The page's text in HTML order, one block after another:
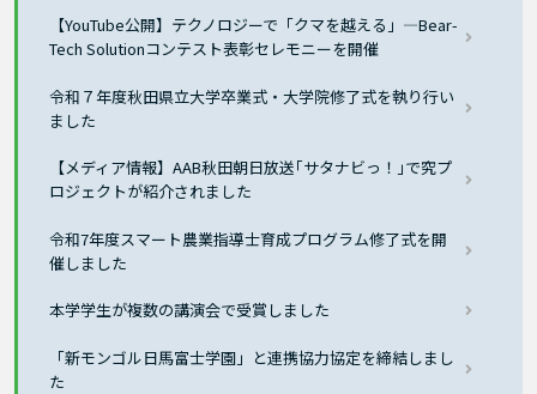
【YouTube公開】テクノロジーで「クマを越える」―Bear-
Tech Solutionコンテスト表彰セレモニーを開催
令和７年度秋田県立大学卒業式・大学院修了式を執り行い
ました
【メディア情報】AAB秋田朝日放送｢サタナビっ！｣で究プ
ロジェクトが紹介されました
令和7年度スマート農業指導士育成プログラム修了式を開
催しました
本学学生が複数の講演会で受賞しました
「新モンゴル日馬富士学園」と連携協力協定を締結しまし
た